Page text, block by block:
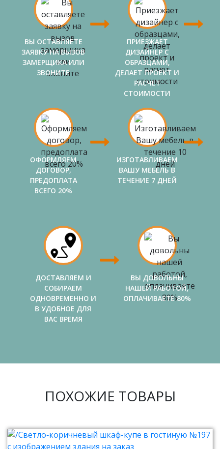
ВЫ ОСТАВЛЯЕТЕ
ЗАЯВКУ НА ВЫЗОВ
ЗАМЕРЩИКА ИЛИ
ЗВОНИТЕ
ПРИЕЗЖАЕТ
ДИЗАЙНЕР С
ОБРАЗЦАМИ,
ДЕЛАЕТ ПРОЕКТ И
РАСЧЕТ
СТОИМОСТИ
ОФОРМЛЯЕМ
ДОГОВОР,
ПРЕДОПЛАТА
ВСЕГО 20%
ИЗГОТАВЛИВАЕМ
ВАШУ МЕБЕЛЬ В
ТЕЧЕНИЕ 7 ДНЕЙ
ДОСТАВЛЯЕМ И
СОБИРАЕМ
ОДНОВРЕМЕННО И
В УДОБНОЕ ДЛЯ
ВАС ВРЕМЯ
ВЫ ДОВОЛЬНЫ
НАШЕЙ РАБОТОЙ,
ОПЛАЧИВАЕТЕ 80%
ПОХОЖИЕ ТОВАРЫ